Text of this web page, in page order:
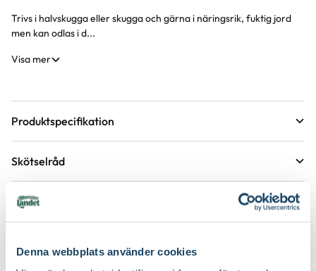
Denna webbplats använder cookies
Trivs i halvskugga eller skugga och gärna i näringsrik, fuktig jord
men kan odlas i d...
Visa mer
Produktspecifikation
Förväntad sluthöjd
Växtsätt
Blomfärg Purpur
Mörkgrön
Skötselråd
Läge
Antal per kvm 7 plantor
Etableringsråd - så får du en lyckad plantering och
tillväxt
Håll jorden fuktig det första året, stödvattna därefter under
torra perioder.
Köp till för ett lyckat resultat